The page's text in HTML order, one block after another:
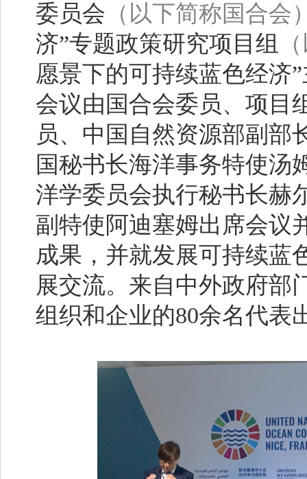
委员会 （以下简称国合会
济”专题政策研究项目组
愿景下的可持续蓝色经济
会议由国合会委员、项目
员、中国自然资源部副部
国秘书长海洋事务特使汤
洋学委员会执行秘书长赫
副特使阿迪塞姆出席会议
成果，并就发展可持续蓝
展交流。来自中外政府部
组织和企业的80余名代表